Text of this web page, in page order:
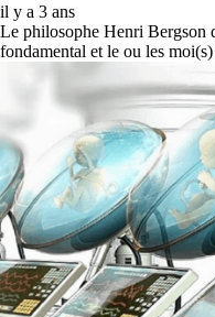
il y a 3 ans
Le philosophe Henri Bergson
fondamental et le ou les